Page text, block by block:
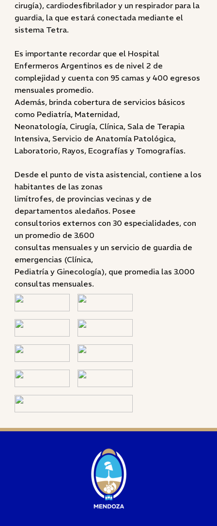
cirugía), cardiodesfibrilador y un respirador para la
guardia, la que estará conectada mediante el
sistema Tetra.
Es importante recordar que el Hospital
Enfermeros Argentinos es de nivel 2 de
complejidad y cuenta con 95 camas y 400 egresos
mensuales promedio.
Además, brinda cobertura de servicios básicos
como Pediatría, Maternidad,
Neonatología, Cirugía, Clínica, Sala de Terapia
Intensiva, Servicio de Anatomía Patológica,
Laboratorio, Rayos, Ecografías y Tomografías.
Desde el punto de vista asistencial, contiene a los
habitantes de las zonas
limítrofes, de provincias vecinas y de
departamentos aledaños. Posee
consultorios externos con 30 especialidades, con
un promedio de 3.600
consultas mensuales y un servicio de guardia de
emergencias (Clínica,
Pediatría y Ginecología), que promedia las 3.000
consultas mensuales.